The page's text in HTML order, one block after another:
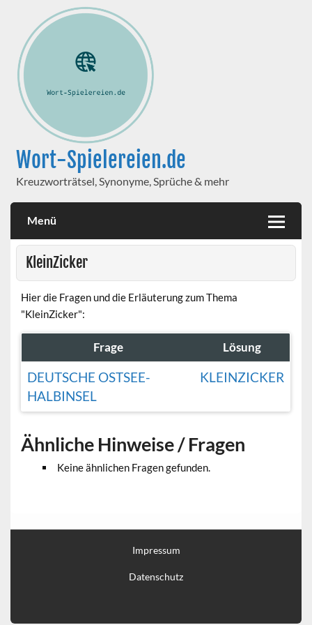
Wort-Spielereien.de
Kreuzworträtsel, Synonyme, Sprüche & mehr
Menü
KleinZicker
Hier die Fragen und die Erläuterung zum Thema
"KleinZicker":
Frage Lösung
DEUTSCHE OSTSEE-
HALBINSEL
KLEINZICKER
Ähnliche Hinweise / Fragen
Keine ähnlichen Fragen gefunden.
Impressum
Datenschutz